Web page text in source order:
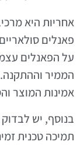
אחריות היא
פאנלים
על הפאנלים
הממיר וההתקנה.
אמינות המוצר
בנוסף, יש
תמיכה טכנית